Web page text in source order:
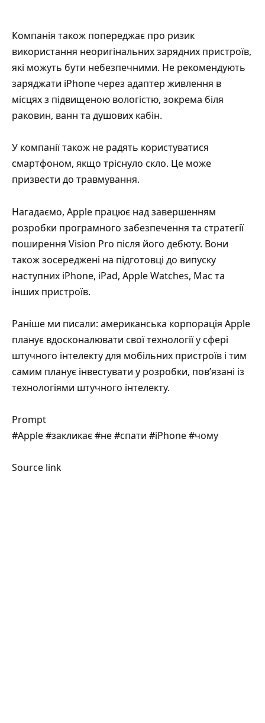
Компанія також попереджає про ризик
використання неоригінальних зарядних пристроїв,
які можуть бути небезпечними. Не рекомендують
заряджати iPhone через адаптер живлення в
місцях з підвищеною вологістю, зокрема біля
раковин, ванн та душових кабін.
У компанії також не радять користуватися
смартфоном, якщо тріснуло скло. Це може
призвести до травмування.
Нагадаємо, Apple працює над завершенням
розробки програмного забезпечення та стратегії
поширення Vision Pro після його дебюту. Вони
також зосереджені на підготовці до випуску
наступних iPhone, iPad, Apple Watches, Mac та
інших пристроїв.
Раніше ми писали: американська корпорація Apple
планує вдосконалювати свої технології у сфері
штучного інтелекту для мобільних пристроїв і тим
самим планує інвестувати у розробки, пов’язані із
технологіями штучного інтелекту.
Prompt
#Apple #закликає #не #спати #iPhone #чому
Source link